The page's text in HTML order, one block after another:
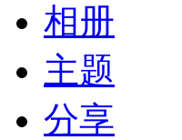
相册
主题
分享